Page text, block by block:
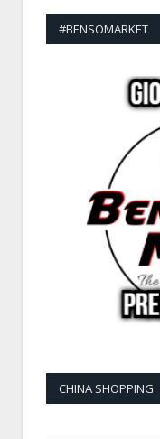
#BENSOMARKET
CHINA SHOPPING